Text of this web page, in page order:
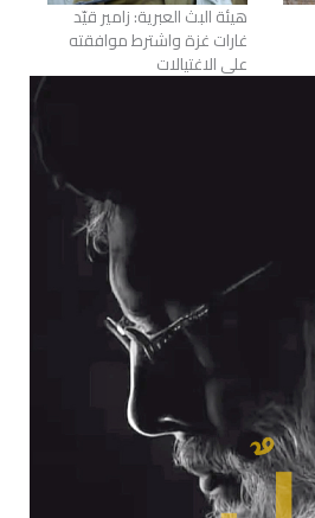
هيئة البث العبرية: زامير قيّد
غارات غزة واشترط موافقته
على الاغتيالات